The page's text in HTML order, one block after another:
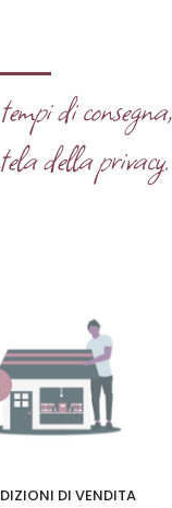
di consegna,
della privacy.
DI VENDITA